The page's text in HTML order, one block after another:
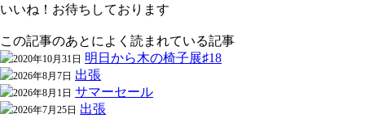
いいね！お待ちしております
この記事のあとによく読まれている記事
2020年10月31日 明日から木の椅子展♯18
2026年8月7日 出張
2026年8月1日 サマーセール
2026年7月25日 出張